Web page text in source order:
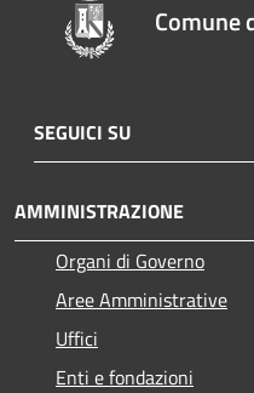
Comune
SEGUICI SU
AMMINISTRAZIONE
Organi di Governo
Aree Amministrative
Uffici
Enti e fondazioni